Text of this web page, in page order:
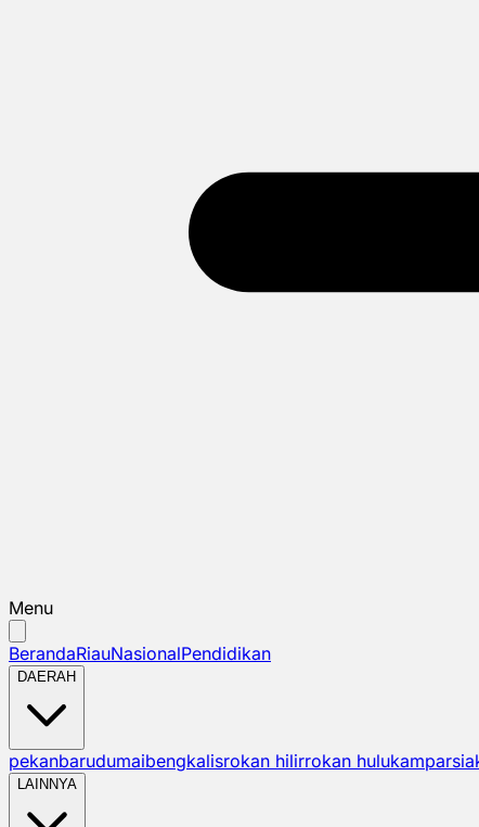
Menu
BerandaRiauNasionalPendidikan
DAERAH
pekanbarudumaibengkalisrokan hilirrokan hulukampar
LAINNYA